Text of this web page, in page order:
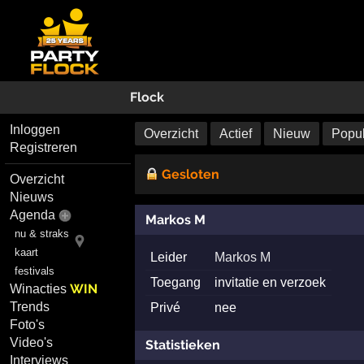
Flock
Inloggen
Registreren
Overzicht
Nieuws
Agenda
nu & straks
kaart
festivals
WinactiesWIN
Trends
Foto's
Video's
Interviews
Overzicht Actief Nieuw
Gesloten
Markos M
Leider
Markos M
Toegang
invitatie en verzoek
Privé
nee
Statistieken